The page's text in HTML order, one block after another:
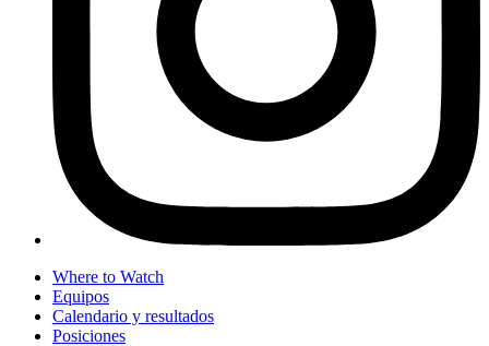
Where to Watch
Equipos
Calendario y resultados
Posiciones